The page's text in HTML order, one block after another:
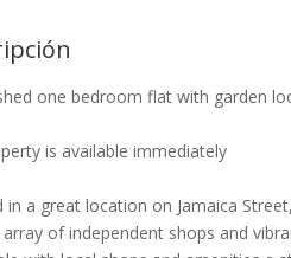
one bedroom flat with garden
is available immediately
in a great location on Jamaica
of independent shops and